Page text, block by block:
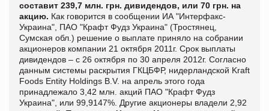
составит 239,7 млн. грн. дивидендов, или 70 грн. на
акцию. Как говорится в сообщении ИА "Интерфакс-
Украина", ПАО "Крафт Фудз Украина" (Тростянец,
Сумская обл.) решение о выплате приняло на собрании
акционеров компании 21 октября 2011г. Срок выплаты
дивидендов – с 26 октября по 30 апреля 2012г. Согласно
данным системы раскрытия ГКЦБФР, нидерландской Kraft
Foods Entity Holdings B.V. на апрель этого года
принадлежало 3,42 млн. акций ПАО "Крафт Фудз
Украина", или 99,9147%. Другие акционеры владели 2,92